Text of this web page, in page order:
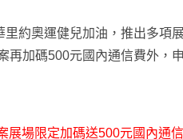
里約奧運健兒加油，推出多項
再加碼500元國內通信費外，
展場限定加碼送500元國內通